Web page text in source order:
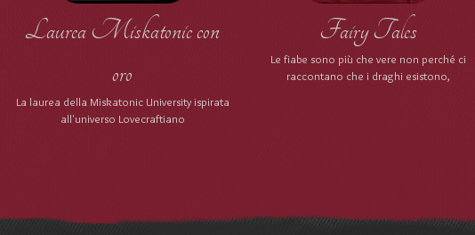
Laurea Miskatonic con
oro
La laurea della Miskatonic University ispirata
all'universo Lovecraftiano
Fairy Tales
Le fiabe sono più che vere non perché ci
raccontano che i draghi esistono,